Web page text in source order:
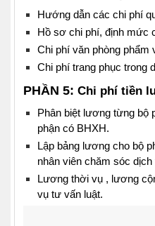
Hướng dẫn các chi phí
Hồ sơ chi phí, định mức
Chi phí văn phòng phẩm
Chi phí trang phục trong
PHẦN 5: Chi phí tiền
Phân biệt lương từng bộ
phận có BHXH.
Lập bảng lương cho bộ
nhân viên chăm sóc dịch
Lương thời vụ , lương
vụ tư vấn luật.